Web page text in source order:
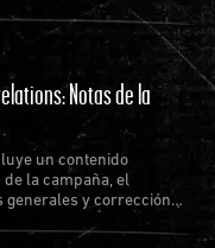
Notas de la
un contenido
la campaña, el
generales y corrección